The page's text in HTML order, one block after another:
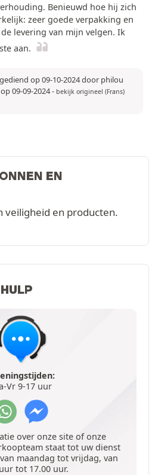
Benieuwd hoe hij zich
zeer goede verpakking en
levering van mijn velgen. Ik
aan.
op 09-10-2024 door philou
09-09-2024- bekijk origineel (Frans)
EN
veiligheid en producten.
Vr 9-17 uur
over onze site of onze
staat tot uw dienst
maandag tot vrijdag, van
tot 17.00 uur.